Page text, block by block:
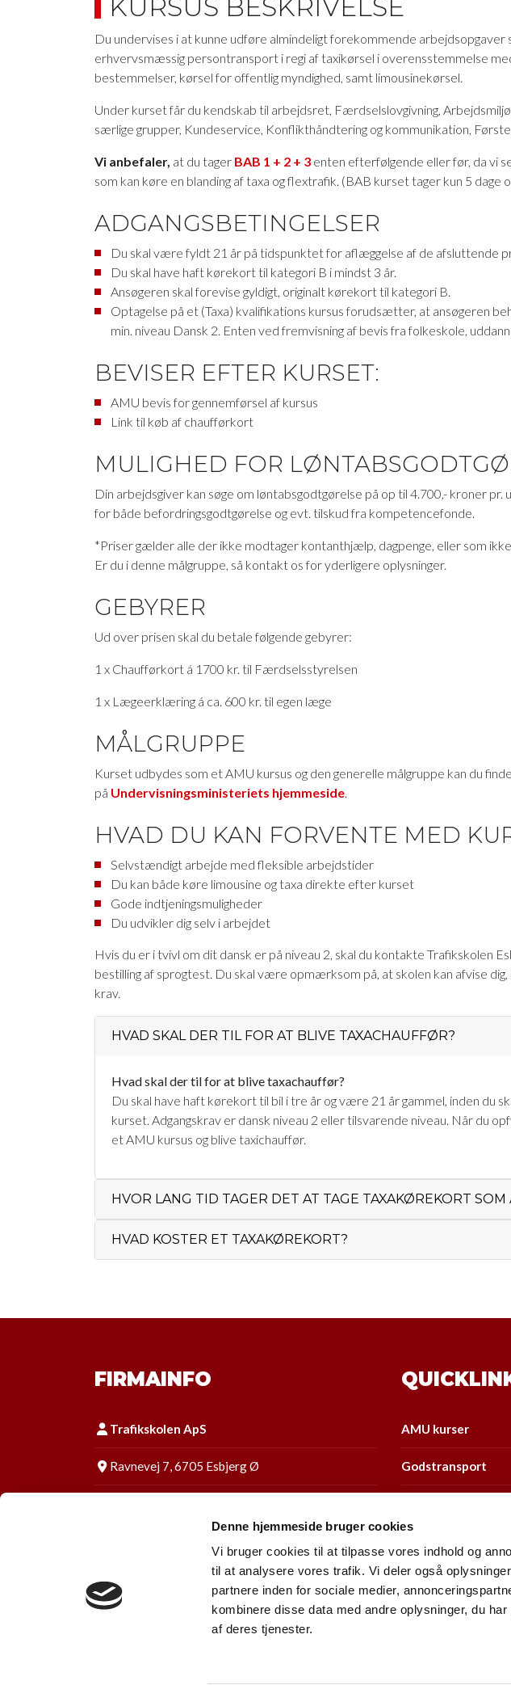
Denne hjemmeside bruger cookies
Vi bruger cookies til at tilpasse vores indhold og
til at analysere vores trafik. Vi deler også
partnere inden for sociale medier,
kombinere disse data med andre oplysninger, du
af deres tjenester.
KURSUS BESKRIVELSE
Du undervises i at kunne udføre almindeligt forekommende arbejdsopgaver
erhvervsmæssig persontransport i regi af taxikørsel i overensstemmelse
bestemmelser, kørsel for offentlig myndighed, samt limousinekørsel.
Under kurset får du kendskab til arbejdsret, Færdselslovgivning,
særlige grupper, Kundeservice, Konflikthåndtering og kommunikation,
Vi anbefaler, at du tager BAB 1 + 2 + 3 enten efterfølgende eller før, da vi
som kan køre en blanding af taxa og flextrafik. (BAB kurset tager kun 5 dage
ADGANGSBETINGELSER
Du skal være fyldt 21 år på tidspunktet for aflæggelse af de afsluttende
Du skal have haft kørekort til kategori B i mindst 3 år.
Ansøgeren skal forevise gyldigt, originalt kørekort til kategori B.
Optagelse på et (Taxa) kvalifikations kursus forudsætter, at ansøgeren
min. niveau Dansk 2. Enten ved fremvisning af bevis fra folkeskole,
BEVISER EFTER KURSET:
AMU bevis for gennemførsel af kursus
Link til køb af chaufførkort
MULIGHED FOR
Din arbejdsgiver kan søge om løntabsgodtgørelse på op til 4.700,- kroner pr.
for både befordringsgodtgørelse og evt. tilskud fra kompetencefonde.
*Priser gælder alle der ikke modtager kontanthjælp, dagpenge, eller som
Er du i denne målgruppe, så kontakt os for yderligere oplysninger.
GEBYRER
Ud over prisen skal du betale følgende gebyrer:
1 x Chaufførkort á 1700 kr. til Færdselsstyrelsen
1 x Lægeerklæring á ca. 600 kr. til egen læge
MÅLGRUPPE
Kurset udbydes som et AMU kursus og den generelle målgruppe kan du finde
på Undervisningsministeriets hjemmeside.
HVAD DU KAN FORVENTE MED
Selvstændigt arbejde med fleksible arbejdstider
Du kan både køre limousine og taxa direkte efter kurset
Gode indtjeningsmuligheder
Du udvikler dig selv i arbejdet
Hvis du er i tvivl om dit dansk er på niveau 2, skal du kontakte Trafikskolen
bestilling af sprogtest. Du skal være opmærksom på, at skolen kan afvise
krav.
HVAD SKAL DER TIL FOR AT BLIVE TAXACHAUFFØR?
Hvad skal der til for at blive taxachauffør?
Du skal have haft kørekort til bil i tre år og være 21 år gammel, inden du
kurset. Adgangskrav er dansk niveau 2 eller tilsvarende niveau. Når du
et AMU kursus og blive taxichauffør.
HVOR LANG TID TAGER DET AT TAGE TAXAKØREKORT SOM
HVAD KOSTER ET TAXAKØREKORT?
FIRMAINFO
Trafikskolen ApS
Ravnevej 7, 6705 Esbjerg Ø
Følg os på Facebook
AMU kurser
Godstransport
Flextrafik
Om os